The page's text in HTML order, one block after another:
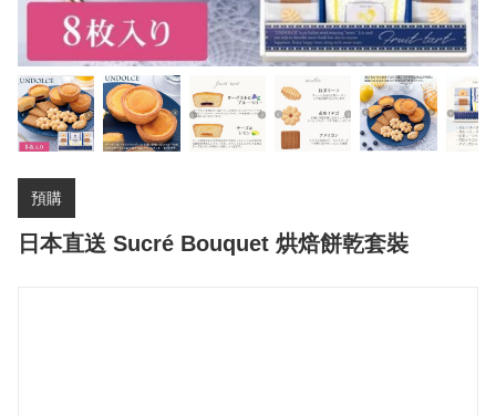
預購
日本直送 Sucré Bouquet 烘焙餅乾套裝